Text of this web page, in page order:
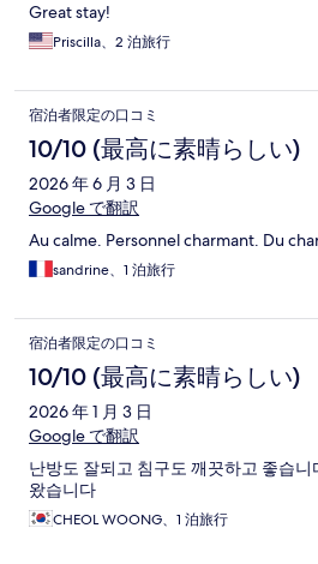
Great stay!
Priscilla、2 泊旅行
宿泊者限定の口コミ
10/10 (最高に素晴らしい)
2026 年 6 月 3 日
Google で翻訳
Au calme. Personnel charmant. Du
sandrine、1 泊旅行
宿泊者限定の口コミ
10/10 (最高に素晴らしい)
2026 年 1 月 3 日
Google で翻訳
난방도 잘되고 침구도 깨끗하고 좋습
왔습니다
CHEOL WOONG、1 泊旅行